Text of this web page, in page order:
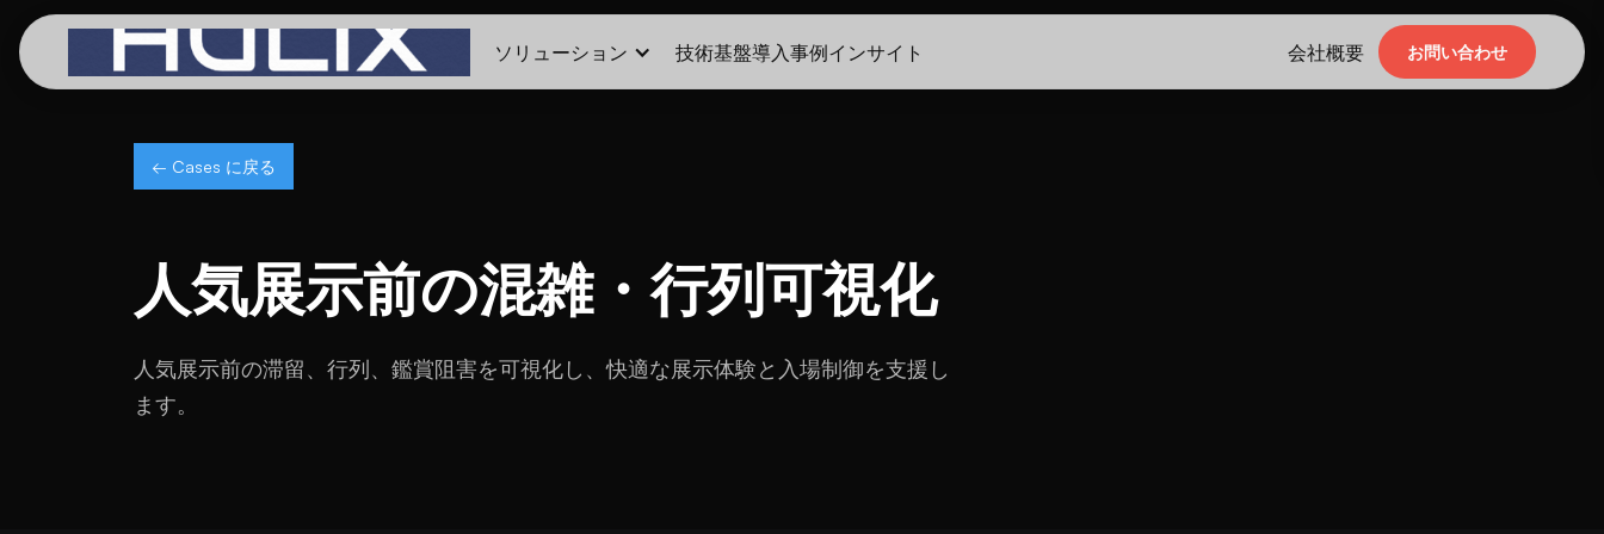
ソリューション 技術基盤導入事例インサイト 会社概要 お問い合わせ
← Cases に戻る
人気展示前の混雑・行列可視化
人気展示前の滞留、行列、鑑賞阻害を可視化し、快適な展示体験と入場制御を支援し
ます。